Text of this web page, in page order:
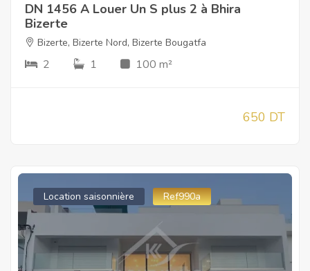
DN 1456 A Louer Un S plus 2 à Bhira
Bizerte
Bizerte, Bizerte Nord, Bizerte Bougatfa
2 1 100 m²
650 DT
Location saisonnière Ref990a